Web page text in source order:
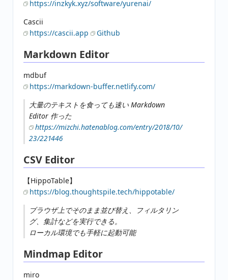
https://inzkyk.xyz/software/yurenai/
Cascii
https://cascii.app
Github
Markdown Editor
mdbuf
https://markdown-buffer.netlify.com/
大量のテキストを食っても速い Markdown
Editor 作った
https://mizchi.hatenablog.com/entry/2018/10/
23/221446
CSV Editor
【HippoTable】
https://blog.thoughtspile.tech/hippotable/
ブラウザ上でそのまま並び替え、フィルタリン
グ、集計などを実行できる。
ローカル環境でも手軽に起動可能
Mindmap Editor
miro